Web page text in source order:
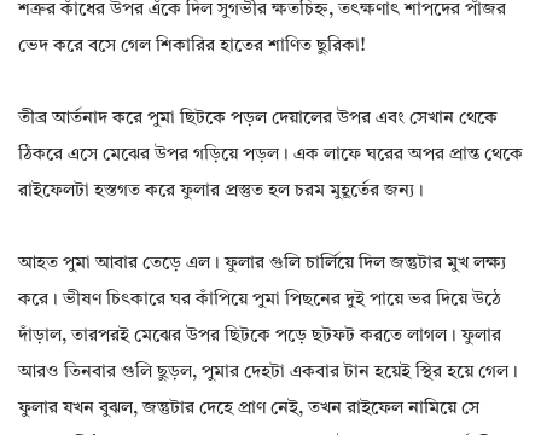
শত্রুর কাঁধের উপর এঁকে দিল সুগভীর ক্ষতচিহ্ন, তৎক্ষণাৎ শাপদের পাঁজর
ভেদ করে বসে গেল শিকারির হাতের শাণিত ছুরিকা!
তীব্র আর্তনাদ করে পুমা ছিটকে পড়ল দেয়ালের উপর এবং সেখান থেকে
ঠিকরে এসে মেঝের উপর গড়িয়ে পড়ল। এক লাফে ঘরের অপর প্রান্ত থেকে
রাইফেলটা হস্তগত করে ফুলার প্রস্তুত হল চরম মুহূর্তের জন্য।
আহত পুমা আবার তেড়ে এল। ফুলার গুলি চার্লিয়ে দিল জন্তুটার মুখ লক্ষ্য
করে। ভীষণ চিৎকারে ঘর কাঁপিয়ে পুমা পিছনের দুই পায়ে ভর দিয়ে উঠে
দাঁড়াল, তারপরই মেঝের উপর ছিটকে পড়ে ছটফট করতে লাগল। ফুলার
আরও তিনবার গুলি ছুড়ল, পুমার দেহটা একবার টান হয়েই স্থির হয়ে গেল।
ফুলার যখন বুঝল, জন্তুটার দেহে প্রাণ নেই, তখন রাইফেল নামিয়ে সে